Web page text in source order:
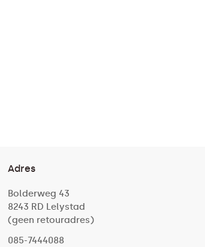
Adres
Bolderweg 43
8243 RD Lelystad
(geen retouradres)
085-7444088